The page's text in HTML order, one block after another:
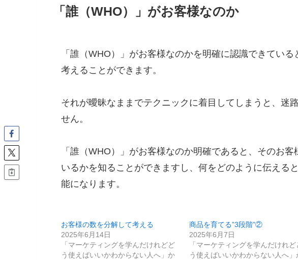
「誰（WHO）」がお客様なのか
「誰（WHO）」がお客様なのかを明確に認識できてい
考えることができます。
それが曖昧なままでテクニックに着目してしまうと、迷
せん。
「誰（WHO）」がお客様なのか明確であると、そのお
いるかを知ることができますし、何をどのように伝える
能になります。
お客様の数を分解して考える
2025年6月14日
「マーケティングを学んだけれどど
う使えばいいかわからない人へ」か
商品を育てる”3段階”②
2025年6月7日
「マーケティングを学んだけれど
う使えばいいかわからない人へ」